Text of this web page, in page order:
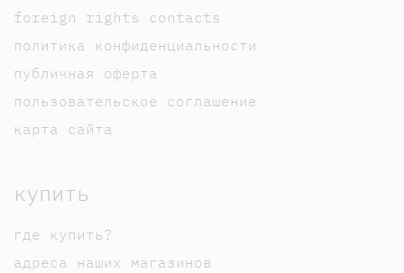
foreign rights contacts
политика конфиденциальности
публичная оферта
пользовательское соглашение
карта сайта
купить
где купить?
адреса наших магазинов